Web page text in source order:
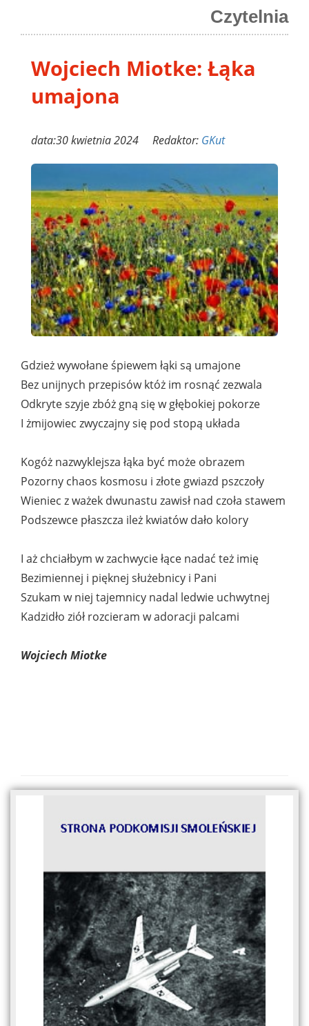
Czytelnia
Wojciech Miotke: Łąka
umajona
data:30 kwietnia 2024 Redaktor: GKut
Gdzież wywołane śpiewem łąki są umajone
Bez unijnych przepisów któż im rosnąć zezwala
Odkryte szyje zbóż gną się w głębokiej pokorze
I żmijowiec zwyczajny się pod stopą układa
Kogóż nazwyklejsza łąka być może obrazem
Pozorny chaos kosmosu i złote gwiazd pszczoły
Wieniec z ważek dwunastu zawisł nad czoła stawem
Podszewce płaszcza ileż kwiatów dało kolory
I aż chciałbym w zachwycie łące nadać też imię
Bezimiennej i pięknej służebnicy i Pani
Szukam w niej tajemnicy nadal ledwie uchwytnej
Kadzidło ziół rozcieram w adoracji palcami
Wojciech Miotke